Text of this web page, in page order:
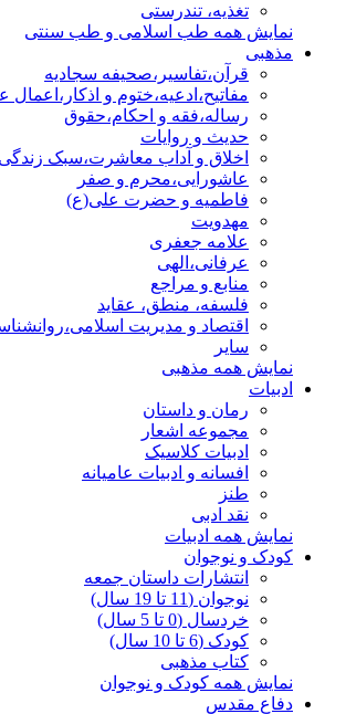
تغذیه، تندرستی
نمایش همه طب اسلامی و طب سنتی
مذهبی
قرآن،تفاسیر،صحیفه سجادیه
مفاتیح،ادعیه،ختوم و اذکار،اعمال
رساله،فقه و احکام،حقوق
حدیث و روایات
اخلاق و آداب معاشرت،سبک زندگی
عاشورایی،محرم و صفر
فاطمیه و حضرت علی(ع)
مهدویت
علامه جعفری
عرفانی،الهی
منابع و مراجع
فلسفه، منطق، عقاید
اقتصاد و مدیریت
سایر
نمایش همه مذهبی
ادبیات
رمان و داستان
مجموعه اشعار
ادبیات کلاسیک
افسانه و ادبیات عامیانه
طنز
نقد ادبی
نمایش همه ادبیات
کودک و نوجوان
انتشارات داستان جمعه
نوجوان (11 تا 19 سال)
خردسال (0 تا 5 سال)
کودک (6 تا 10 سال)
کتاب مذهبی
نمایش همه کودک و نوجوان
دفاع مقدس